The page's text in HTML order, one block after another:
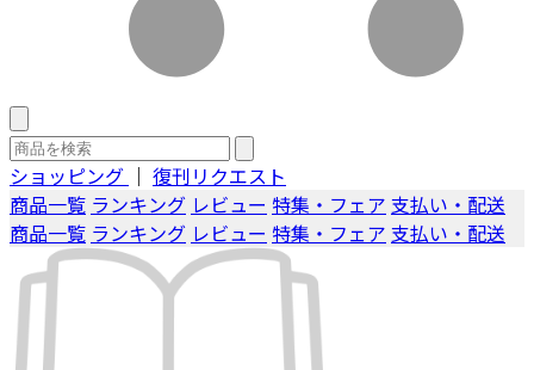
ショッピング ｜ 復刊リクエスト
商品一覧 ランキング レビュー 特集・フェア 支払い・配送
商品一覧 ランキング レビュー 特集・フェア 支払い・配送